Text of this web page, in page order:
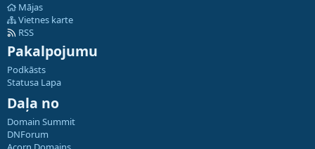
Mājas
Vietnes karte
RSS
Pakalpojumu
Podkāsts
Statusa Lapa
Daļa no
Domain Summit
DNForum